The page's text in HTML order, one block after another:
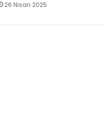
26 Nisan 2025